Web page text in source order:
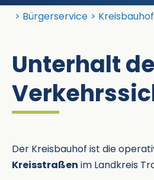
Landratsamt Traunstein
Bürgerservice Kreisbauhof
Unterhalt
Der Kreisbauhof ist die
Kreisstraßen im Landkreis